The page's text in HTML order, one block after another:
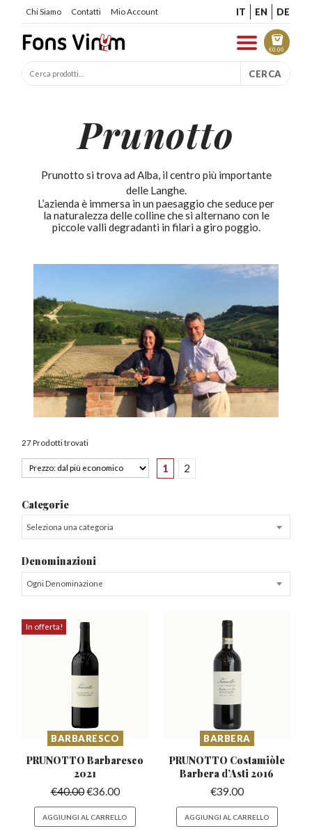
Chi Siamo Contatti Mio Account IT EN DE
€0.00
CERCA
Prunotto
Prunotto si trova ad Alba, il centro più importante
delle Langhe.
L’azienda è immersa in un paesaggio che seduce per
la naturalezza delle colline che si alternano con le
piccole valli degradanti in filari a giro poggio.
27 Prodotti trovati
1 2
Categorie
Seleziona una categoria
Denominazioni
Ogni Denominazione
In offerta!
BARBARESCO
PRUNOTTO Barbaresco
2021
€40.00€36.00
AGGIUNGI AL CARRELLO
BARBERA
PRUNOTTO Costamiòle
Barbera d’Asti 2016
€39.00
AGGIUNGI AL CARRELLO